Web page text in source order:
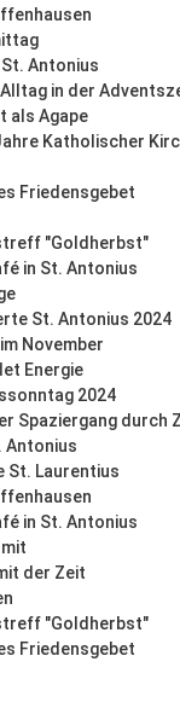
Antonius
in der
als Agape
Katholischer
Friedensgebet
"Goldherbst"
in St. Antonius
St. Antonius 2024
November
Energie
2024
Spaziergang durch
Antonius
St. Laurentius
in St. Antonius
der Zeit
"Goldherbst"
Friedensgebet